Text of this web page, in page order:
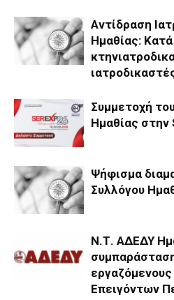
Αντίδραση
Ημαθίας:
Συμμετοχή
Ημαθίας στην
Ψήφισμα
Συλλόγου
Ν.Τ. ΑΔΕΔΥ
Επειγόντων